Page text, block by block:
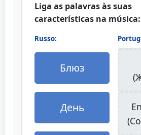
Liga as palavras às suas
características na música:
Russo:
Блюз
День